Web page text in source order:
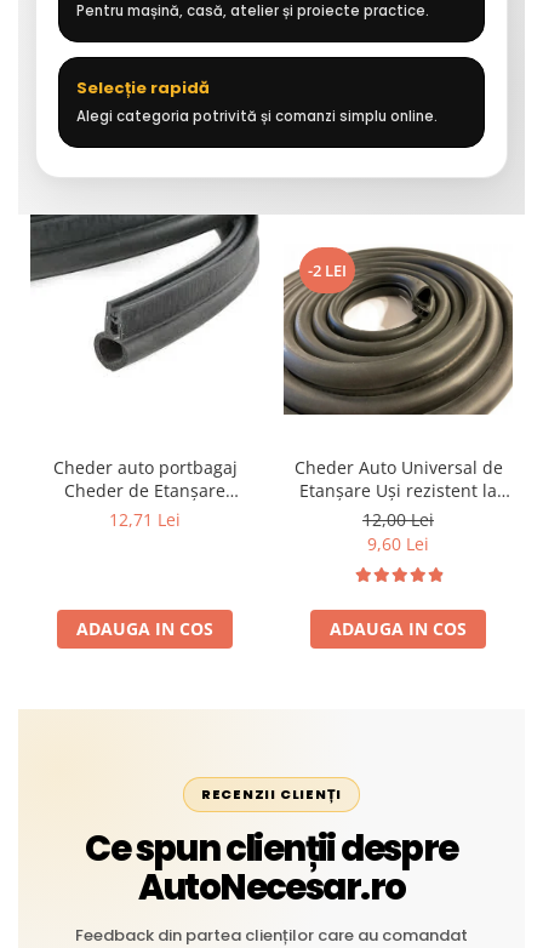
Pentru mașină, casă, atelier și proiecte practice.
Selecție rapidă
Alegi categoria potrivită și comanzi simplu online.
Cheder auto portbagaj
Cheder de Etanșare
Profesional din Cauciuc -
Liniar
12,71 Lei
ADAUGA IN COS
-2 LEI
Cheder Auto Universal de
Etanșare Uși rezistent la
intemperii, raze UV,
îmbătrânire și temperaturi
extreme
12,00 Lei
9,60 Lei
ADAUGA IN COS
RECENZII CLIENȚI
Ce spun clienții despre
AutoNecesar.ro
Feedback din partea clienților care au comandat